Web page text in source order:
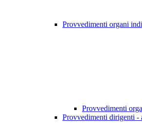
Provvedimenti organi
Provvedimenti
Provvedimenti dirigenti -